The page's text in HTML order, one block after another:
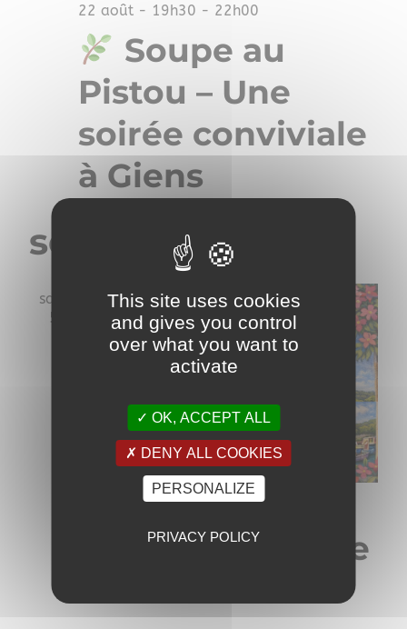
Soupe au
Pistou – Une
soirée conviviale
à Giens
22 août - 19h30 - 22h00
septembre 2026
sam
5
Repas by Fabrice
This site uses cookies
and gives you control
over what you want to
activate
OK, ACCEPT ALL
DENY ALL COOKIES
PERSONALIZE
PRIVACY POLICY